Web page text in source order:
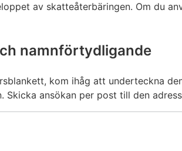
av skatteåterbäringen. Om du
namnförtydligande
kom ihåg att underteckna
Skicka ansökan per post till den